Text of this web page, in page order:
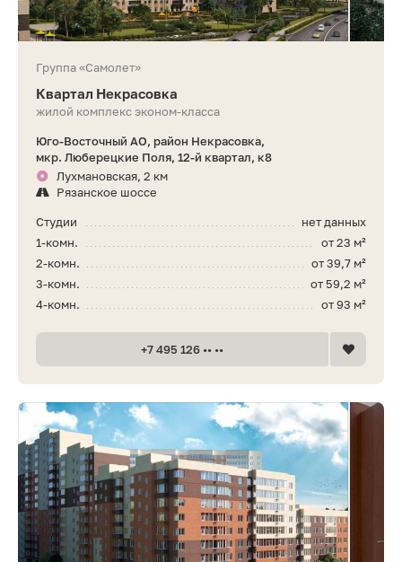
Группа «Самолет»
Квартал Некрасовка
жилой комплекс эконом-класса
Юго-Восточный АО, район Некрасовка,
мкр. Люберецкие Поля, 12-й квартал, к8
Лухмановская, 2 км
Рязанское шоссе
нет данных
Студии
от 23 м²
1-комн.
от 39,7 м²
2-комн.
от 59,2 м²
3-комн.
от 93 м²
4-комн.
+7 495 126 •• ••